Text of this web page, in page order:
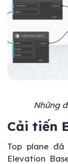
Những
Cải tiến
Top plane
Elevation